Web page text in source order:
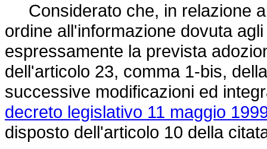
Considerato che, in relazione
ordine all'informazione dovuta
espressamente la prevista
dell'articolo 23, comma 1-bis,
successive modificazioni ed
decreto legislativo 11 maggio
disposto dell'articolo 10 della